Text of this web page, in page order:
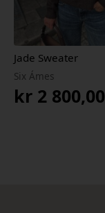
Jade Sweater
Six Ámes
kr 2 800,00